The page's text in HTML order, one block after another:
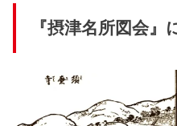
『摂津名所図会